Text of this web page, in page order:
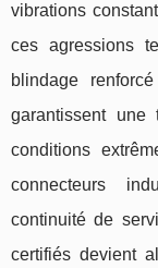
vibrations
ces agressions
blindage
garantissent une
conditions
connecteurs
continuité de
certifiés devient